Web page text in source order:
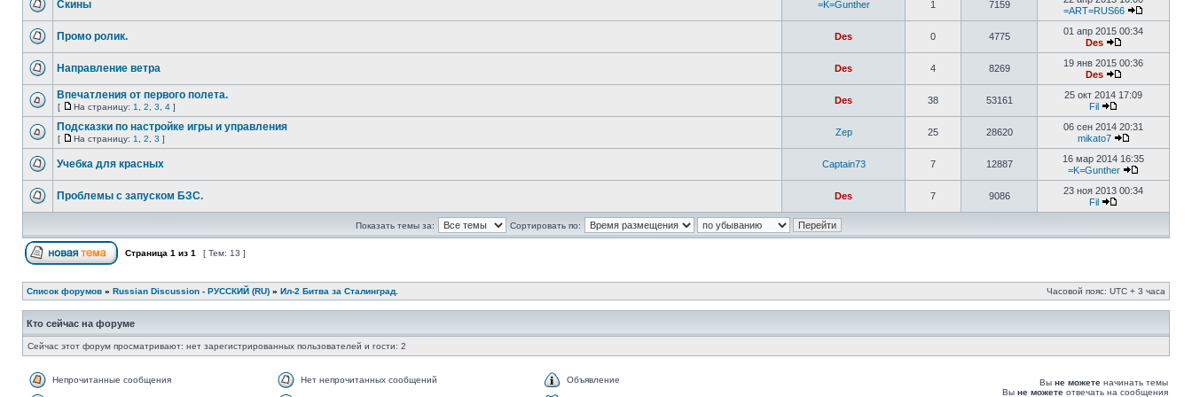
Скины =K=Gunther 1 7159
=ART=RUS66
Промо ролик. Des 0 4775
01 апр 2015 00:34
Des
Направление ветра Des 4 8269
19 янв 2015 00:36
Des
Впечатления от первого полета.
[ На страницу: 1 2 3 4 ]
Des 38 53161
25 окт 2014 17:09
Fil
Подсказки по настройке игры и управления
[ На страницу: 1 2 3 ]
Zep 25 28620
06 сен 2014 20:31
mikato7
Учебка для красных Captain73 7 12887
16 мар 2014 16:35
=K=Gunther
Проблемы с запуском БЗС. Des 7 9086
23 ноя 2013 00:34
Fil
Показать темы за: Сортировать по:
Страница 1 из 1 [ Тем: 13 ]
Список форумов » Russian Discussion - РУССКИЙ (RU) » Ил-2 Битва за Сталинград. Часовой пояс: UTC + 3 часа
Кто сейчас на форуме
Сейчас этот форум просматривают: нет зарегистрированных пользователей и гости: 2
Непрочитанные сообщения Нет непрочитанных сообщений Объявление Вы не можете начинать темы
Вы не можете отвечать на сообщения